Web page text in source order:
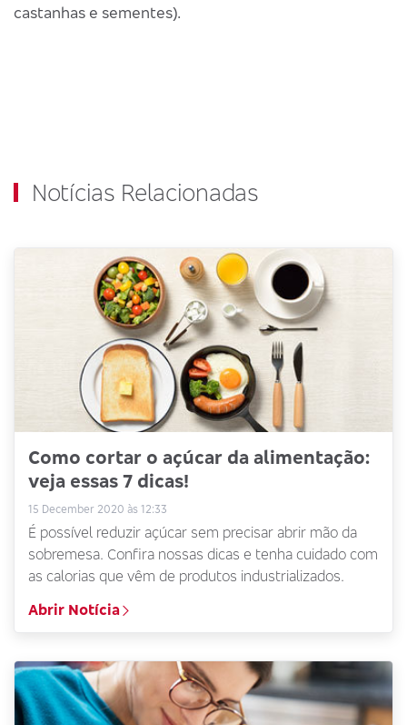
castanhas e sementes).
Notícias Relacionadas
Como cortar o açúcar da alimentação:
veja essas 7 dicas!
15 December 2020 às 12:33
É possível reduzir açúcar sem precisar abrir mão da
sobremesa. Confira nossas dicas e tenha cuidado com
as calorias que vêm de produtos industrializados.
Abrir Notícia